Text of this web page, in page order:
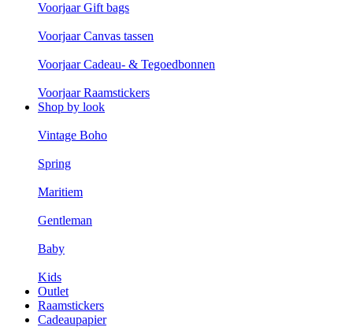
Voorjaar Gift bags
Voorjaar Canvas tassen
Voorjaar Cadeau- & Tegoedbonnen
Voorjaar Raamstickers
Shop by look
Vintage Boho
Spring
Maritiem
Gentleman
Baby
Kids
Outlet
Raamstickers
Cadeaupapier